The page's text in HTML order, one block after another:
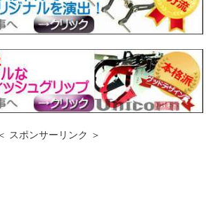
スポンサーリンク ＞